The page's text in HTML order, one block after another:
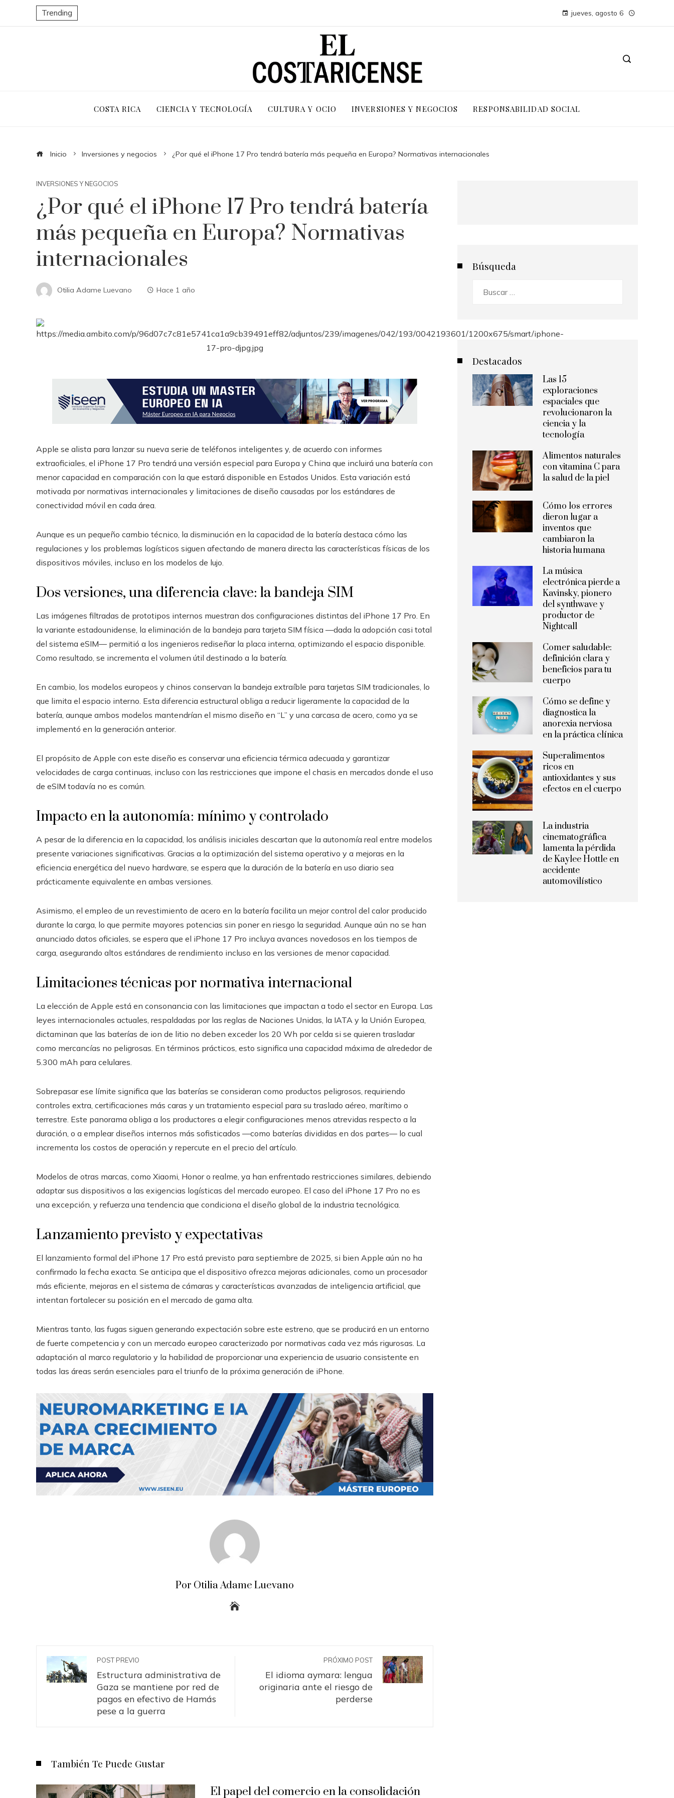
Trending jueves, agosto 6
COSTA RICA CIENCIA Y TECNOLOGÍA CULTURA Y OCIO INVERSIONES Y NEGOCIOS RESPONSABILIDAD SOCIAL
Inicio Inversiones y negocios ¿Por qué el iPhone 17 Pro tendrá batería más pequeña en Europa? Normativas internacionales
INVERSIONES Y NEGOCIOS
¿Por qué el iPhone 17 Pro tendrá batería
más pequeña en Europa? Normativas
internacionales
Otilia Adame Luevano Hace 1 año
Apple se alista para lanzar su nueva serie de teléfonos inteligentes y, de acuerdo con informes
extraoficiales, el iPhone 17 Pro tendrá una versión especial para Europa y China que incluirá una batería con
menor capacidad en comparación con la que estará disponible en Estados Unidos. Esta variación está
motivada por normativas internacionales y limitaciones de diseño causadas por los estándares de
conectividad móvil en cada área.
Aunque es un pequeño cambio técnico, la disminución en la capacidad de la batería destaca cómo las
regulaciones y los problemas logísticos siguen afectando de manera directa las características físicas de los
dispositivos móviles, incluso en los modelos de lujo.
Dos versiones, una diferencia clave: la bandeja SIM
Las imágenes filtradas de prototipos internos muestran dos configuraciones distintas del iPhone 17 Pro. En
la variante estadounidense, la eliminación de la bandeja para tarjeta SIM física —dada la adopción casi total
del sistema eSIM— permitió a los ingenieros rediseñar la placa interna, optimizando el espacio disponible.
Como resultado, se incrementa el volumen útil destinado a la batería.
En cambio, los modelos europeos y chinos conservan la bandeja extraíble para tarjetas SIM tradicionales, lo
que limita el espacio interno. Esta diferencia estructural obliga a reducir ligeramente la capacidad de la
batería, aunque ambos modelos mantendrían el mismo diseño en “L” y una carcasa de acero, como ya se
implementó en la generación anterior.
El propósito de Apple con este diseño es conservar una eficiencia térmica adecuada y garantizar
velocidades de carga continuas, incluso con las restricciones que impone el chasis en mercados donde el uso
de eSIM todavía no es común.
Impacto en la autonomía: mínimo y controlado
A pesar de la diferencia en la capacidad, los análisis iniciales descartan que la autonomía real entre modelos
presente variaciones significativas. Gracias a la optimización del sistema operativo y a mejoras en la
eficiencia energética del nuevo hardware, se espera que la duración de la batería en uso diario sea
prácticamente equivalente en ambas versiones.
Asimismo, el empleo de un revestimiento de acero en la batería facilita un mejor control del calor producido
durante la carga, lo que permite mayores potencias sin poner en riesgo la seguridad. Aunque aún no se han
anunciado datos oficiales, se espera que el iPhone 17 Pro incluya avances novedosos en los tiempos de
carga, asegurando altos estándares de rendimiento incluso en las versiones de menor capacidad.
Limitaciones técnicas por normativa internacional
La elección de Apple está en consonancia con las limitaciones que impactan a todo el sector en Europa. Las
leyes internacionales actuales, respaldadas por las reglas de Naciones Unidas, la IATA y la Unión Europea,
dictaminan que las baterías de ion de litio no deben exceder los 20 Wh por celda si se quieren trasladar
como mercancías no peligrosas. En términos prácticos, esto significa una capacidad máxima de alrededor de
5.300 mAh para celulares.
Sobrepasar ese límite significa que las baterías se consideran como productos peligrosos, requiriendo
controles extra, certificaciones más caras y un tratamiento especial para su traslado aéreo, marítimo o
terrestre. Este panorama obliga a los productores a elegir configuraciones menos atrevidas respecto a la
duración, o a emplear diseños internos más sofisticados —como baterías divididas en dos partes— lo cual
incrementa los costos de operación y repercute en el precio del artículo.
Modelos de otras marcas, como Xiaomi, Honor o realme, ya han enfrentado restricciones similares, debiendo
adaptar sus dispositivos a las exigencias logísticas del mercado europeo. El caso del iPhone 17 Pro no es
una excepción, y refuerza una tendencia que condiciona el diseño global de la industria tecnológica.
Lanzamiento previsto y expectativas
El lanzamiento formal del iPhone 17 Pro está previsto para septiembre de 2025, si bien Apple aún no ha
confirmado la fecha exacta. Se anticipa que el dispositivo ofrezca mejoras adicionales, como un procesador
más eficiente, mejoras en el sistema de cámaras y características avanzadas de inteligencia artificial, que
intentan fortalecer su posición en el mercado de gama alta.
Mientras tanto, las fugas siguen generando expectación sobre este estreno, que se producirá en un entorno
de fuerte competencia y con un mercado europeo caracterizado por normativas cada vez más rigurosas. La
adaptación al marco regulatorio y la habilidad de proporcionar una experiencia de usuario consistente en
todas las áreas serán esenciales para el triunfo de la próxima generación de iPhone.
Por Otilia Adame Luevano
POST PREVIO
Estructura administrativa de
Gaza se mantiene por red de
pagos en efectivo de Hamás
pese a la guerra
PRÓXIMO POST
El idioma aymara: lengua
originaria ante el riesgo de
perderse
También Te Puede Gustar
El papel del comercio en la consolidación
Búsqueda
Destacados
Las 15
exploraciones
espaciales que
revolucionaron la
ciencia y la
tecnología
Alimentos naturales
con vitamina C para
la salud de la piel
Cómo los errores
dieron lugar a
inventos que
cambiaron la
historia humana
La música
electrónica pierde a
Kavinsky, pionero
del synthwave y
productor de
Nightcall
Comer saludable:
definición clara y
beneficios para tu
cuerpo
Cómo se define y
diagnostica la
anorexia nerviosa
en la práctica clínica
Superalimentos
ricos en
antioxidantes y sus
efectos en el cuerpo
La industria
cinematográfica
lamenta la pérdida
de Kaylee Hottle en
accidente
automovilístico